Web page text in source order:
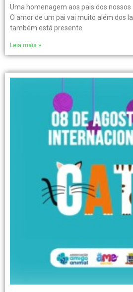
Uma homenagem aos pais dos
O amor de um pai vai muito além dos
também está presente
Leia mais »